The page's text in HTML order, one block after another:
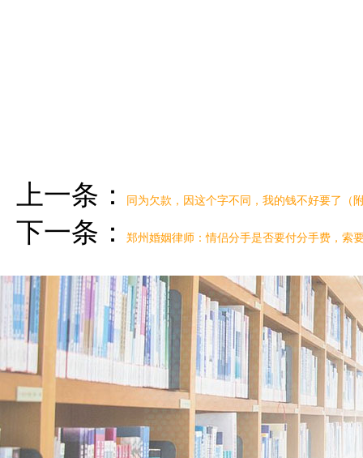
上一条： 同为欠款，因这个字不同，我的钱不好要了（
下一条： 郑州婚姻律师：情侣分手是否要付分手费，索